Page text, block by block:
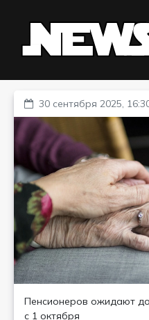
30 сентября 2025,
Пенсионеров ожидают
с 1 октября